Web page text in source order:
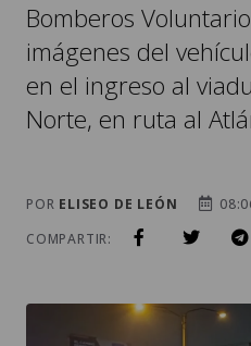
Bomberos
imágenes del
en el ingreso al
Norte, en ruta al
POR ELISEO DE LEÓN
COMPARTIR: